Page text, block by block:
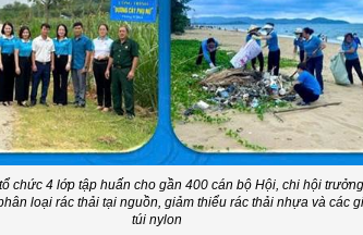
chức 4 lớp tập huấn cho gần 400 cán bộ Hội, chi hội
loại rác thải tại nguồn, giảm thiểu rác thải nhựa và các
túi nylon